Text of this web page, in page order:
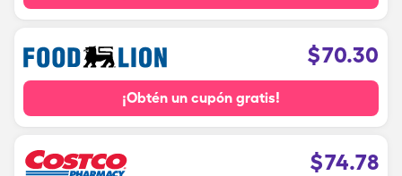
$70.30
¡Obtén un cupón gratis!
$74.78